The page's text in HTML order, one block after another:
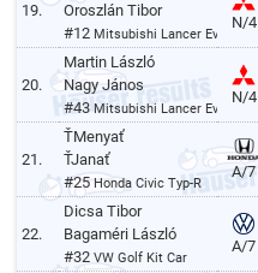
19.
Oroszlán Tibor
#12 Mitsubishi Lancer Evo VII.
N/4
20.
Martin László
Nagy János
#43Mitsubishi Lancer Evo VI.
N/4
21.
ŤMenyať
ŤJanať
#25Honda Civic Typ-R
A/7
22.
Dicsa Tibor
Bagaméri László
#32VW Golf Kit Car
A/7